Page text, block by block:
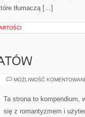
tłumaczą […]
MOŻLIWOŚĆ
Ta strona to kompendium,
się z romantyzmem i